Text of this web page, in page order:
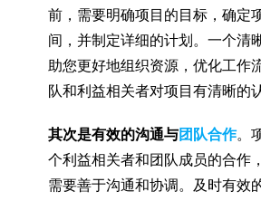
前，需要明确项目的目标，确定
间，并制定详细的计划。一个清
助您更好地组织资源，优化工作
队和利益相关者对项目有清晰的认
其次是有效的沟通与团队合作。
个利益相关者和团队成员的合作
需要善于沟通和协调。及时有效